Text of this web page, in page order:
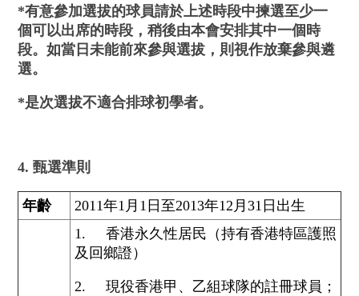
*有意參加選拔的球員請於上述時段中揀選至少一
個可以出席的時段，稍後由本會安排其中一個時
段。如當日未能前來參與選拔，則視作放棄參與遴
選。
*是次選拔不適合排球初學者。
4. 甄選準則
年齡 2011年1月1日至2013年12月31日出生
1. 香港永久性居民（持有香港特區護照
及回鄉證）
2. 現役香港甲、乙組球隊的註冊球員；